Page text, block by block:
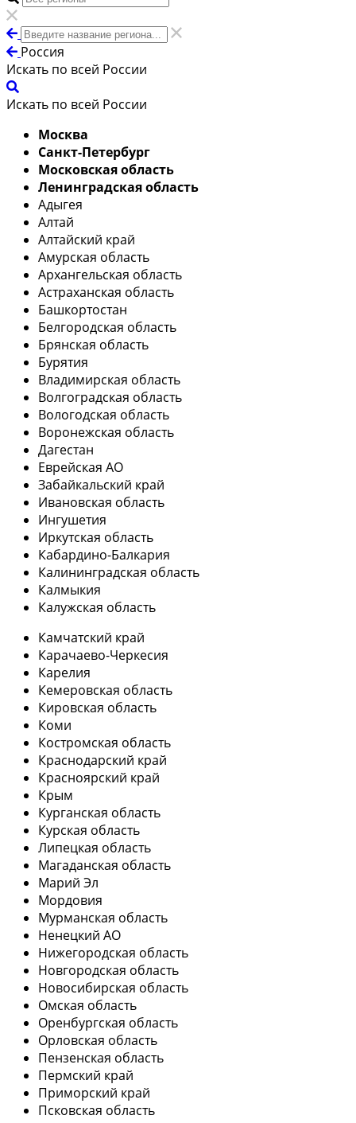
Россия
Искать по всей России
Искать по всей России
Москва
Санкт-Петербург
Московская область
Ленинградская область
Адыгея
Алтай
Алтайский край
Амурская область
Архангельская область
Астраханская область
Башкортостан
Белгородская область
Брянская область
Бурятия
Владимирская область
Волгоградская область
Вологодская область
Воронежская область
Дагестан
Еврейская АО
Забайкальский край
Ивановская область
Ингушетия
Иркутская область
Кабардино-Балкария
Калининградская область
Калмыкия
Калужская область
Камчатский край
Карачаево-Черкесия
Карелия
Кемеровская область
Кировская область
Коми
Костромская область
Краснодарский край
Красноярский край
Крым
Курганская область
Курская область
Липецкая область
Магаданская область
Марий Эл
Мордовия
Мурманская область
Ненецкий АО
Нижегородская область
Новгородская область
Новосибирская область
Омская область
Оренбургская область
Орловская область
Пензенская область
Пермский край
Приморский край
Псковская область